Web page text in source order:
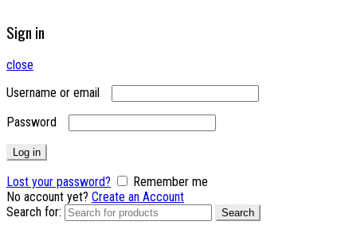
Sign in
close
Username or email
Password
Log in
Lost your password?
Remember me
No account yet? Create an Account
Search for:
Search